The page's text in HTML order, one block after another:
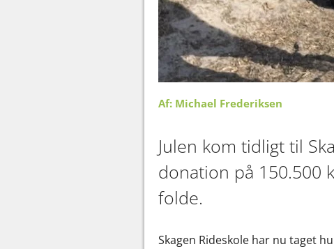
Af: Michael Frederiksen
Julen kom tidligt til
donation på 150.500
folde.
Skagen Rideskole har nu taget